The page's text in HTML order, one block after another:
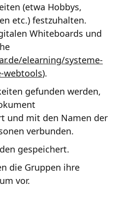
(etwa Hobbys,
etc.) festzuhalten.
Whiteboards und
elearning/systeme-
webtools).
gefunden werden,
und mit den Namen der
verbunden.
gespeichert.
die Gruppen ihre
vor.